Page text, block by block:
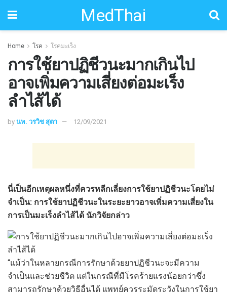
MedThai
Home โรค โรคมะเร็ง
การใช้ยาปฏิชีวนะมากเกินไป
อาจเพิ่มความเสี่ยงต่อมะเร็ง
ลำไส้ได้
by นพ. วรวิช สุตา 12/09/2021
นี่เป็นอีกเหตุผลหนึ่งที่ควรหลีกเลี่ยงการใช้ยาปฏิชีวนะโดยไม่
จำเป็น: การใช้ยาปฏิชีวนะในระยะยาวอาจเพิ่มความเสี่ยงใน
การเป็นมะเร็งลำไส้ได้ นักวิจัยกล่าว
“แม้ว่าในหลายกรณีการรักษาด้วยยาปฏิชีวนะจะมีความ
จำเป็นและช่วยชีวิต แต่ในกรณีที่มีโรคร้ายแรงน้อยกว่าซึ่ง
สามารถรักษาด้วยวิธีอื่นได้ แพทย์ควรระมัดระวังในการใช้ยา